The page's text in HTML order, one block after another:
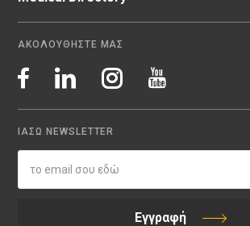
ΑΚΟΛΟΥΘΗΣΤΕ ΜΑΣ
ΙΑΣΩ NEWSLETTER
Εγγραφή